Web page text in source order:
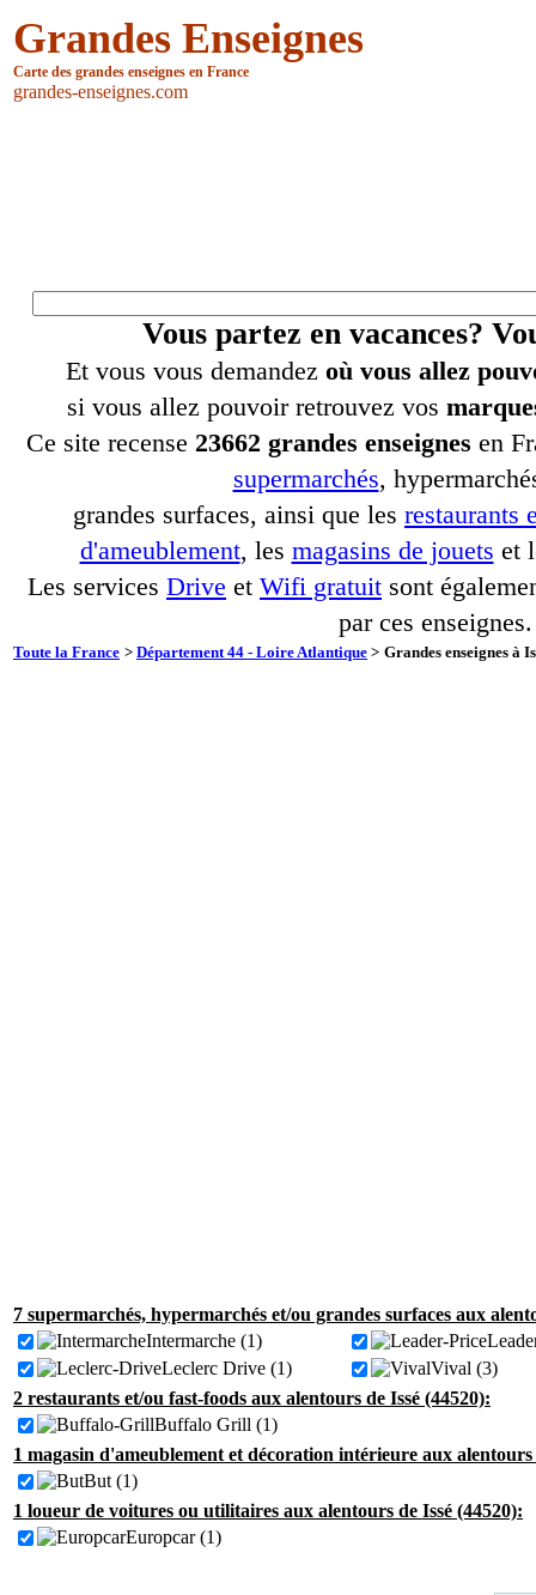
Grandes Enseignes
Carte des grandes enseignes en France
grandes-enseignes.com
Vous partez en vacances?
Et vous vous demandez où vous allez
si vous allez pouvoir retrouvez vos
Ce site recense 23662 grandes enseignes en
supermarchés,
grandes surfaces, ainsi que les restaurants
d'ameublement, les magasins de jouets et
Les services Drive et Wifi gratuit sont
par ces enseignes.
Toute la France > Département 44 - Loire Atlantique > Grandes enseignes à
7 supermarchés, hypermarchés et/ou grandes surfaces aux
Intermarche (1)
Leclerc Drive (1)
Vival (3)
2 restaurants et/ou fast-foods aux alentours de Issé (44520):
Buffalo Grill (1)
1 magasin d'ameublement et décoration intérieure aux alentours
But (1)
1 loueur de voitures ou utilitaires aux alentours de Issé (44520):
Europcar (1)